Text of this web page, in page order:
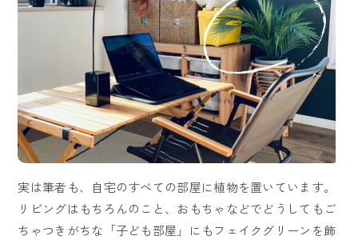
実は筆者も、自宅のすべての部屋に植物を置いています。
リビングはもちろんのこと、おもちゃなどでどうしてもご
ちゃつきがちな「子ども部屋」にもフェイクグリーンを飾